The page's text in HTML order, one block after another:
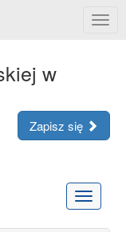
menu
w
Zapisz się
Rozwiń
menu